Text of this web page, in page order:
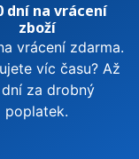
dní na vrácení
zboží
vrácení zdarma.
víc času? Až
za drobný
poplatek.